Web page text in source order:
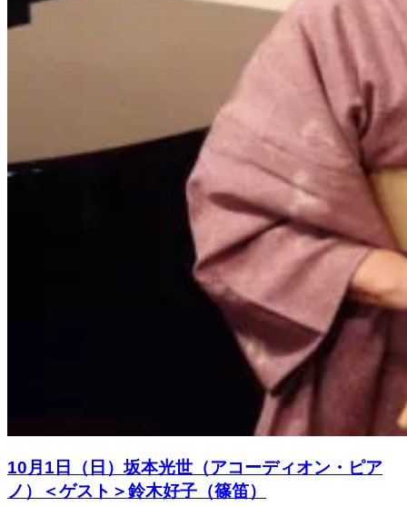
10月1日（日）坂本光世（アコーディオン・ピア
ノ）＜ゲスト＞鈴木好子（篠笛）